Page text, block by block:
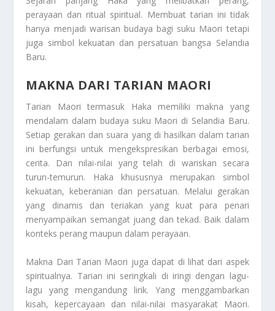
perayaan dan ritual spiritual. Membuat tarian ini tidak
hanya menjadi warisan budaya bagi suku Maori tetapi
juga simbol kekuatan dan persatuan bangsa Selandia
Baru.
MAKNA DARI TARIAN MAORI
Tarian Maori termasuk Haka memiliki makna yang
mendalam dalam budaya suku Maori di Selandia Baru.
Setiap gerakan dan suara yang di hasilkan dalam tarian
ini berfungsi untuk mengekspresikan berbagai emosi,
cerita. Dan nilai-nilai yang telah di wariskan secara
turun-temurun. Haka khususnya merupakan simbol
kekuatan, keberanian dan persatuan. Melalui gerakan
yang dinamis dan teriakan yang kuat para penari
menyampaikan semangat juang dan tekad. Baik dalam
konteks perang maupun dalam perayaan.
Makna Dari Tarian Maori juga dapat di lihat dari aspek
spiritualnya. Tarian ini seringkali di iringi dengan lagu-
lagu yang mengandung lirik. Yang menggambarkan
kisah, kepercayaan dan nilai-nilai masyarakat Maori.